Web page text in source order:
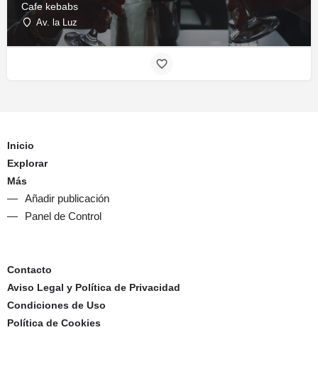
Cafe kebabs
Av. la Luz
Inicio
Explorar
Más
Añadir publicación
Panel de Control
Contacto
Aviso Legal y Política de Privacidad
Condiciones de Uso
Política de Cookies